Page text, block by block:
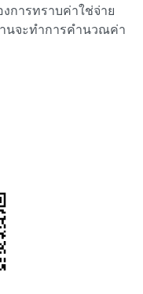
การทราบค่าใช่จ่าย
นจะทำการคำนวณค่า